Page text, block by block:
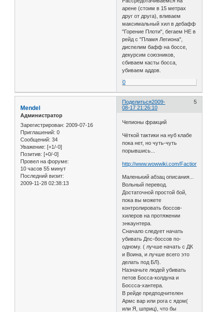
арене (стоим в 15 метрах
друг от друга), вливаем
максимальный хил в дебафф
"Горение Плоти", бегаем НЕ в
рейд с "Пламя Легиона",
диспелим бафф на боссе,
декурсим союзников,
сбиваем касты босса,
убиваем аддов.
0
Поделиться 5
2009-
08-17 21:26:10
Mendel
Администратор
Зарегистрирован: 2009-07-16
Приглашений: 0
Сообщений: 34
Уважение: [+1/-0]
Позитив: [+0/-0]
Провел на форуме:
10 часов 55 минут
Последний визит:
2009-11-28 02:38:13
Чепионы фракций
Чёткой тактики на нуб клабе
пока нет, но чуть-чуть
порывшись...
http://www.wowwiki.com/
Маленький абзац описания...
Вольный перевод.
Достаточной простой бой,
пока вы можете
контролировать боссов-
хилеров на протяжении
энкаунтера.
Сначало следует начать
убивать Дпс-боссов по-
одному. ( лучше начать с ДК
и Воина, и лучше всего это
делать под БЛ).
Назначьте людей убивать
петов Босса-колдуна и
Боссса-хантера.
В рейде предподчителен
Армс вар или рога с ядом(
или Я, шприц), что бы